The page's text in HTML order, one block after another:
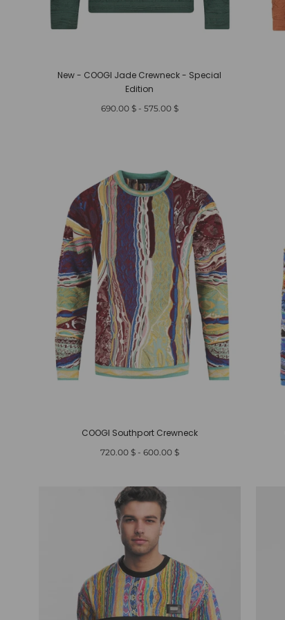
New - COOGI Jade Crewneck - Special
Edition
أدنى
$ 575.00
- أعلى
$ 690.00
COOGI Southport Crewneck
أدنى
$ 600.00
- أعلى
$ 720.00